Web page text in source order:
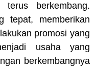
berkembang.
tepat, memberikan
promosi yang
usaha yang
berkembangnya